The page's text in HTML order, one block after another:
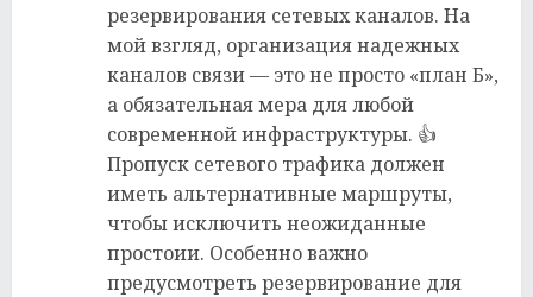
резервирования сетевых каналов. На
мой взгляд, организация надежных
каналов связи — это не просто «план Б»,
а обязательная мера для любой
современной инфраструктуры. 👍
Пропуск сетевого трафика должен
иметь альтернативные маршруты,
чтобы исключить неожиданные
простоии. Особенно важно
предусмотреть резервирование для